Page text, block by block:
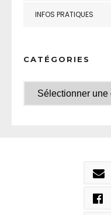
INFOS PRATIQUES
CATÉGORIES